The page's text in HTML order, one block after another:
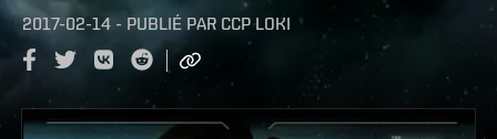
2017-02-14 - PUBLIÉ PAR CCP LOKI